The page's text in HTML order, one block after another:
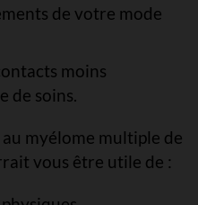
de votre mode
moins
de soins.
myélome multiple de
vous être utile de :